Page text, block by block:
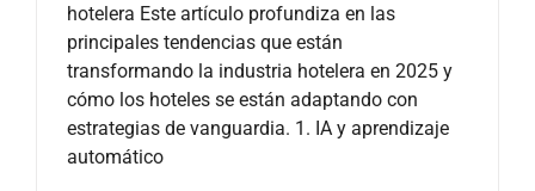
hotelera Este artículo profundiza en las
principales tendencias que están
transformando la industria hotelera en 2025 y
cómo los hoteles se están adaptando con
estrategias de vanguardia. 1. IA y aprendizaje
automático